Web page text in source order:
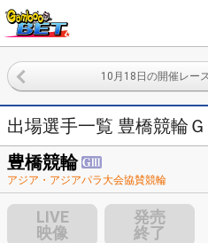
10月18日の開催レー
出場選手一覧 豊橋競輪
豊橋競輪
アジア・アジアパラ大会協賛競輪
LIVE
映像
発売
終了